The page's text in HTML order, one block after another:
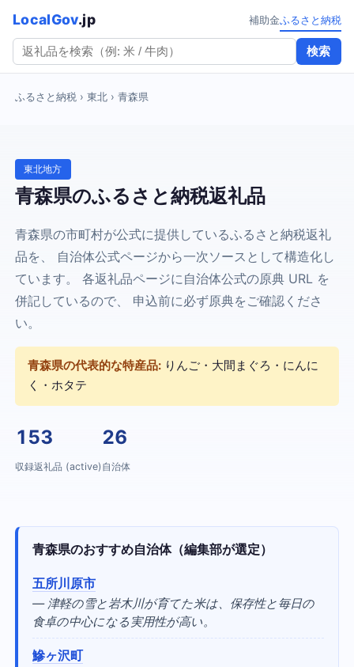
LocalGov.jp
検索
補助金ふるさと納税
ふるさと納税 › 東北 › 青森県
東北地方
青森県のふるさと納税返礼品
青森県の市町村が公式に提供しているふるさと納税返礼
品を、 自治体公式ページから一次ソースとして構造化し
ています。 各返礼品ページに自治体公式の原典 URL を
併記しているので、 申込前に必ず原典をご確認くださ
い。
青森県の代表的な特産品: りんご・大間まぐろ・にんに
く・ホタテ
153
収録返礼品 (active)
26
自治体
青森県のおすすめ自治体（編集部が選定）
五所川原市
— 津軽の雪と岩木川が育てた米は、保存性と毎日の
食卓の中心になる実用性が高い。
鰺ヶ沢町